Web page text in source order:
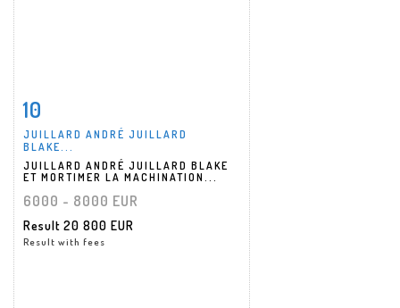
10
JUILLARD ANDRÉ JUILLARD
BLAKE...
JUILLARD ANDRÉ JUILLARD BLAKE
ET MORTIMER LA MACHINATION...
6000 - 8000 EUR
Result 20 800 EUR
Result with fees